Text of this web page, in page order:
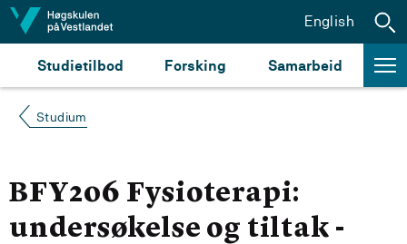
Hopp til innhald
Studietilbod Forsking Samarbeid
English
Studium
BFY206 Fysioterapi:
undersøkelse og tiltak -